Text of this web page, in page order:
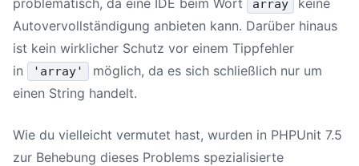
array
Autovervollständigung anbieten kann. Darüber hinaus
ist kein wirklicher Schutz vor einem Tippfehler
in
'array'
möglich, da es sich schließlich nur um
einen String handelt.
Wie du vielleicht vermutet hast, wurden in PHPUnit 7.5
zur Behebung dieses Problems spezialisierte